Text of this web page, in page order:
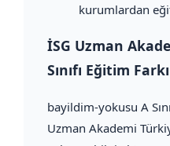
kurumlardan
İSG Uzman
Sınıfı Eğitim Farkı
bayildim-yokusu A
Uzman Akademi